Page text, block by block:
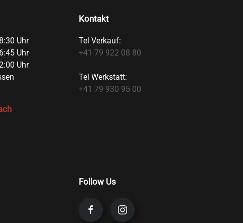
Kontakt
Tel Verkauf:
+41 79 922 08 80
Tel Werkstatt:
+41 79 930 95 00
Uhr
Uhr
Uhr
Follow Us